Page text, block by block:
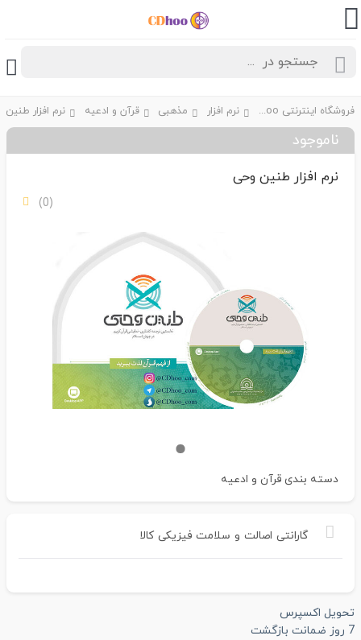
فروشگاه اینترنتی CDhoo نرم افزار مذهبی قرآن و ادعیه نرم افزار
ناموجود
نرم افزار طنین وحی
(0)
دسته بندی قرآن و ادعیه
گارانتی اصالت و سلامت فیزیکی کالا
تحویل اکسپرس
7 روز ضمانت بازگشت